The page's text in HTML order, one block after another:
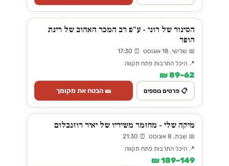
הסינור של רוני - ע"פ רב המכר האהוב של רינת
הופר
📅 שלישי, 18 אוגוסט ⏰ 17:30
📍 היכל התרבות פתח תקווה
62–89 ₪
📋 פרטים נוספים 🎫 הבטח את מקומך
מיקה שלי - מחזמר משיריו של יאיר רוזנבלום
📅 שבת, 8 אוגוסט ⏰ 21:30
📍 היכל התרבות פתח תקווה
149–189 ₪